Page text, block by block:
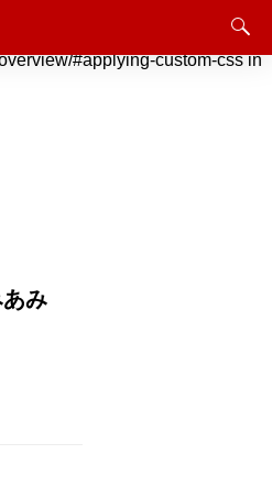
トは終了しました。
#applying-custom-css in
み